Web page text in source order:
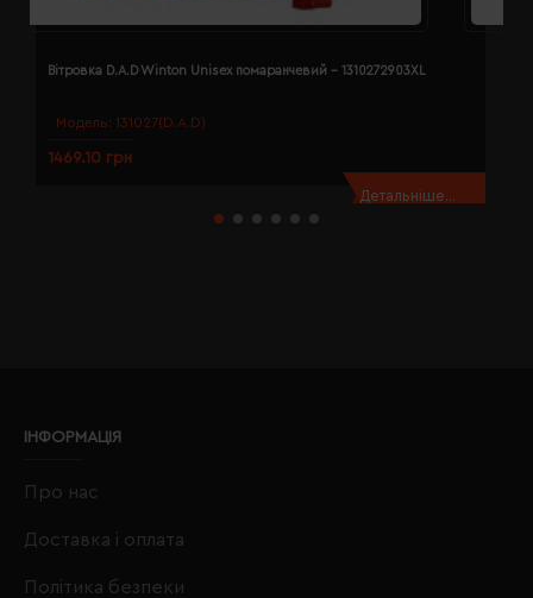
Модель: 131027(D.A.D)
Вітровка D.A.D Winton Unisex помаранчевий - 1310272903XL
1469.10 грн
Детальніше...
ІНФОРМАЦІЯ
Про нас
Доставка і оплата
Політика безпеки